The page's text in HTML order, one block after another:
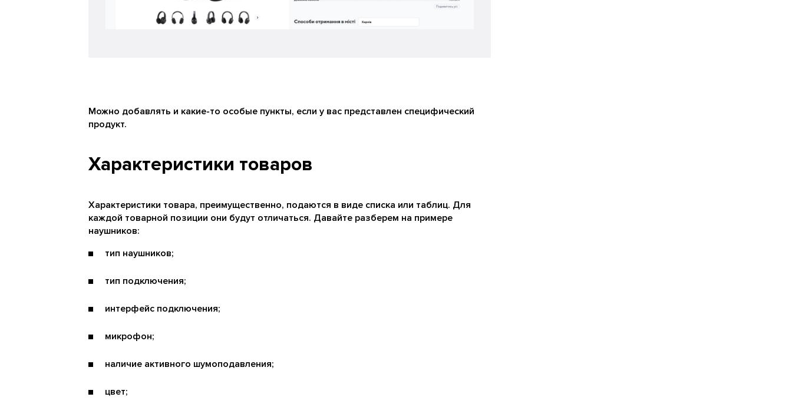
Можно добавлять и какие-то особые пункты, если у вас представлен специфический
продукт.
Характеристики товаров
Характеристики товара, преимущественно, подаются в виде списка или таблиц. Для
каждой товарной позиции они будут отличаться. Давайте разберем на примере
наушников:
тип наушников;
тип подключения;
интерфейс подключения;
микрофон;
наличие активного шумоподавления;
цвет;